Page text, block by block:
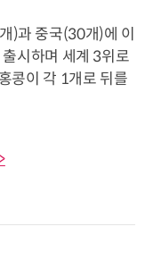
)과 중국(30개)에 이
시하며 세계 3위로
콩이 각 1개로 뒤를